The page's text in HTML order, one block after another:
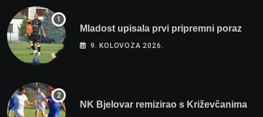
Mladost upisala prvi pripremni poraz
9. KOLOVOZA 2026.
NK Bjelovar remizirao s Križevčanima